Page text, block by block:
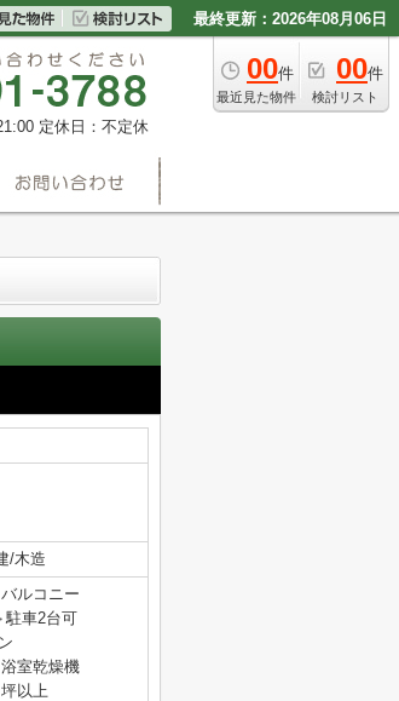
最終更新：2026年08月06日
00件
最近見た物件
00件
検討リスト
定休日：不定休
/木造
バルコニー
駐車2台可
浴室乾燥機
以上